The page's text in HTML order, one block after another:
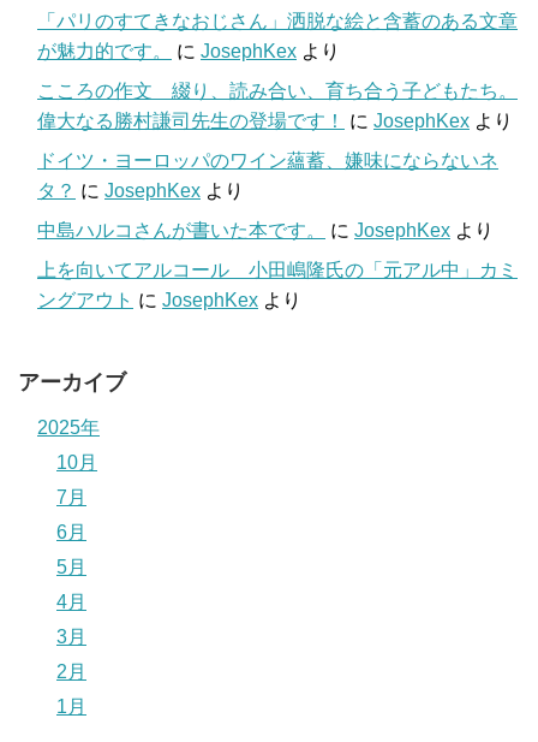
「パリのすてきなおじさん」洒脱な絵と含蓄のある文章
が魅力的です。
に JosephKex より
こころの作文 綴り、読み合い、育ち合う子どもたち。
偉大なる勝村謙司先生の登場です！
に JosephKex より
ドイツ・ヨーロッパのワイン蘊蓄、嫌味にならないネ
タ？ に JosephKex より
中島ハルコさんが書いた本です。
に JosephKex より
上を向いてアルコール 小田嶋隆氏の「元アル中」カミ
ングアウト に JosephKex より
アーカイブ
2025年
10月
7月
6月
5月
4月
3月
2月
1月